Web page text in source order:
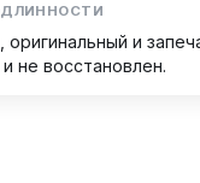
оригинальный и
не восстановлен.